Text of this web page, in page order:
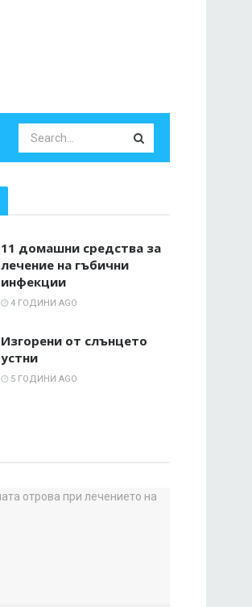
11 домашни средства за
лечение на гъбични
инфекции
4 ГОДИНИ AGO
Изгорени от слънцето
устни
5 ГОДИНИ AGO